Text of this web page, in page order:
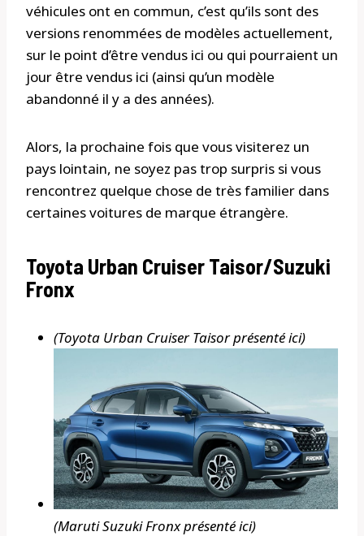
véhicules ont en commun, c’est qu’ils sont des
versions renommées de modèles actuellement,
sur le point d’être vendus ici ou qui pourraient un
jour être vendus ici (ainsi qu’un modèle
abandonné il y a des années).
Alors, la prochaine fois que vous visiterez un
pays lointain, ne soyez pas trop surpris si vous
rencontrez quelque chose de très familier dans
certaines voitures de marque étrangère.
Toyota Urban Cruiser Taisor/Suzuki
Fronx
(Toyota Urban Cruiser Taisor présenté ici)
(Maruti Suzuki Fronx présenté ici)